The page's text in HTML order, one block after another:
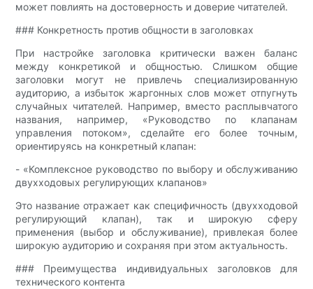
может повлиять на достоверность и доверие читателей.
### Конкретность против общности в заголовках
При настройке заголовка критически важен баланс
между конкретикой и общностью. Слишком общие
заголовки могут не привлечь специализированную
аудиторию, а избыток жаргонных слов может отпугнуть
случайных читателей. Например, вместо расплывчатого
названия, например, «Руководство по клапанам
управления потоком», сделайте его более точным,
ориентируясь на конкретный клапан:
- «Комплексное руководство по выбору и обслуживанию
двухходовых регулирующих клапанов»
Это название отражает как специфичность (двухходовой
регулирующий клапан), так и широкую сферу
применения (выбор и обслуживание), привлекая более
широкую аудиторию и сохраняя при этом актуальность.
### Преимущества индивидуальных заголовков для
технического контента